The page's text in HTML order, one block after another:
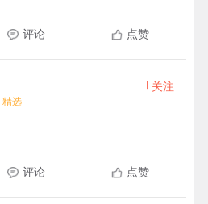
评论 点赞
精选
+关注
评论 点赞